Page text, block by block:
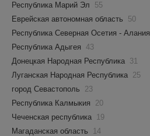
Республика Марий Эл
55
Еврейская автономная область
50
Республика Северная Осетия - Алания
Республика Адыгея 43
Донецкая Народная Республика 31
Луганская Народная Республика 25
город Севастополь
23
Республика Калмыкия
20
Чеченская республика 19
Магаданская область
14